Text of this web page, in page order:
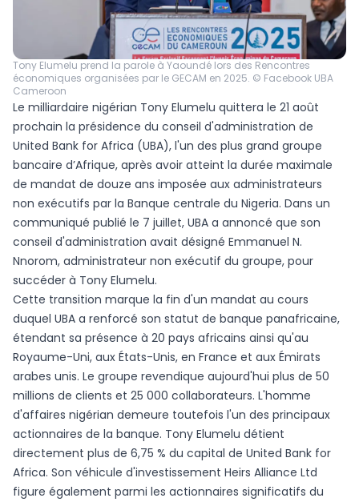
Tony Elumelu prend la parole à Yaoundé lors des Rencontres
économiques organisées par le GECAM en 2025. © Facebook UBA
Cameroon
Le milliardaire nigérian Tony Elumelu quittera le 21 août
prochain la présidence du conseil d'administration de
United Bank for Africa (UBA), l'un des plus grand groupe
bancaire d’Afrique, après avoir atteint la durée maximale
de mandat de douze ans imposée aux administrateurs
non exécutifs par la Banque centrale du Nigeria. Dans un
communiqué publié le 7 juillet, UBA a annoncé que son
conseil d'administration avait désigné Emmanuel N.
Nnorom, administrateur non exécutif du groupe, pour
succéder à Tony Elumelu.
Cette transition marque la fin d'un mandat au cours
duquel UBA a renforcé son statut de banque panafricaine,
étendant sa présence à 20 pays africains ainsi qu'au
Royaume-Uni, aux États-Unis, en France et aux Émirats
arabes unis. Le groupe revendique aujourd'hui plus de 50
millions de clients et 25 000 collaborateurs. L'homme
d'affaires nigérian demeure toutefois l'un des principaux
actionnaires de la banque. Tony Elumelu détient
directement plus de 6,75 % du capital de United Bank for
Africa. Son véhicule d'investissement Heirs Alliance Ltd
figure également parmi les actionnaires significatifs du